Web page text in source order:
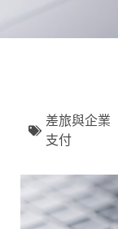
差旅與企業
支付